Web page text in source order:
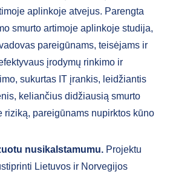
aplinkoje atvejus. Parengta
smurto artimoje aplinkoje studija,
pareigūnams, teisėjams ir
įrodymų rinkimo ir
sukurtas IT įrankis, leidžiantis
keliančius didžiausią smurto
riziką, pareigūnams nupirktos kūno
nusikalstamumu. Projektu
Lietuvos ir Norvegijos